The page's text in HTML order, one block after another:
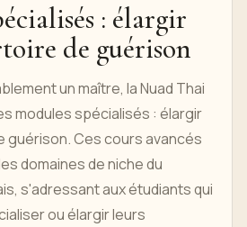
: élargir
de guérison
un maître, la Nuad Thai
modules spécialisés : élargir
Ces cours avancés
domaines de niche du
s'adressant aux étudiants qui
ou élargir leurs